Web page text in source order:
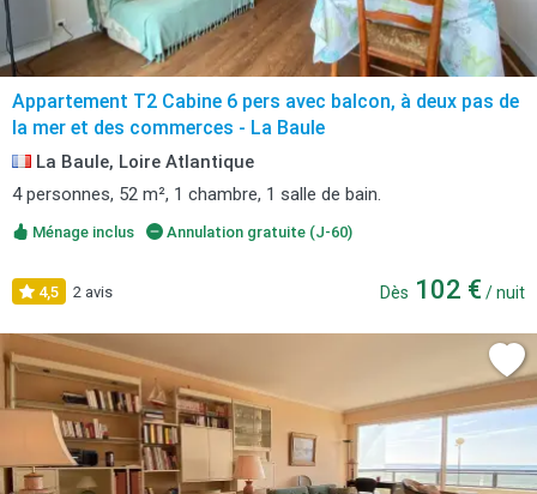
Appartement T2 Cabine 6 pers avec balcon, à deux pas de
la mer et des commerces - La Baule
La Baule, Loire Atlantique
4 personnes, 52 m², 1 chambre, 1 salle de bain.
Ménage inclus Annulation gratuite (J-60)
4,5 2 avis Dès 102 € / nuit